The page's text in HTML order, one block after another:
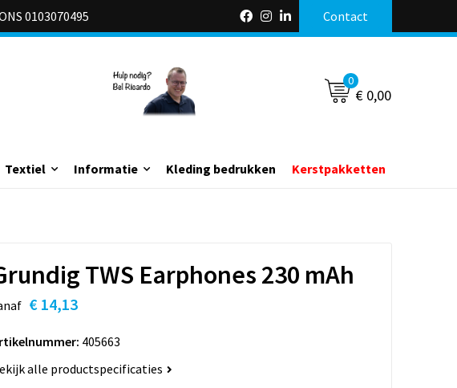
0103070495 Contact
0
€ 0,00
Textiel Informatie Kleding bedrukken Kerstpakketten
TWS Earphones 230 mAh
€ 14,13
405663
alle productspecificaties